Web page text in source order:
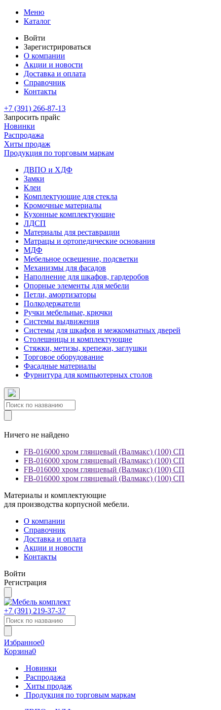
Меню
Каталог
Войти
Зарегистрироваться
О компании
Акции и новости
Доставка и оплата
Справочник
Контакты
+7 (391) 266-87-13
Запросить прайс
Новинки
Распродажа
Хиты продаж
Продукция по торговым маркам
ДВПО и ХДФ
Замки
Клеи
Комплектующие для стекла
Кромочные материалы
Кухонные комплектующие
ЛДСП
Материалы для реставрации
Матрацы и ортопедические основания
МДФ
Мебельное освещение, подсветки
Механизмы для фасадов
Наполнение для шкафов, гардеробов
Опорные элементы для мебели
Петли, амортизаторы
Полкодержатели
Ручки мебельные, крючки
Системы выдвижения
Системы для шкафов и межкомнатных дверей
Столешницы и комплектующие
Стяжки, метизы, крепежи, заглушки
Торговое оборудование
Фасадные материалы
Фурнитура для компьютерных столов
Ничего не найдено
FB-016000 хром глянцевый (Валмакс) (100) СП
FB-016000 хром глянцевый (Валмакс) (100) СП
FB-016000 хром глянцевый (Валмакс) (100) СП
FB-016000 хром глянцевый (Валмакс) (100) СП
Материалы и комплектующие
для производства корпусной мебели.
О компании
Справочник
Доставка и оплата
Акции и новости
Контакты
Войти
Регистрация
+7 (391) 219-37-37
Избранное0
Корзина0
Новинки
Распродажа
Хиты продаж
Продукция по торговым маркам